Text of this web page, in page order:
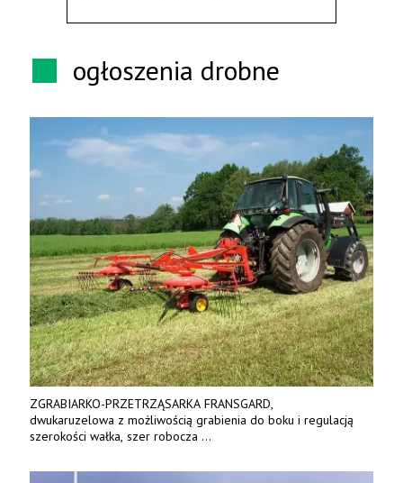
ogłoszenia drobne
ZGRABIARKO-PRZETRZĄSARKA FRANSGARD,
dwukaruzelowa z możliwością grabienia do boku i regulacją
szerokości wałka, szer robocza
Tel. 606 211 056, 507 158 699.